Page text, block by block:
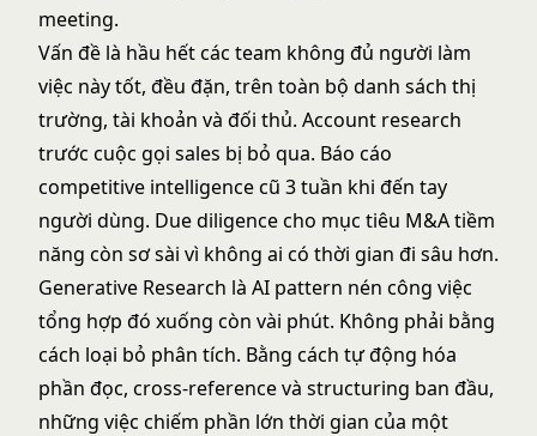
meeting.
Vấn đề là hầu hết các team không đủ người làm
việc này tốt, đều đặn, trên toàn bộ danh sách thị
trường, tài khoản và đối thủ. Account research
trước cuộc gọi sales bị bỏ qua. Báo cáo
competitive intelligence cũ 3 tuần khi đến tay
người dùng. Due diligence cho mục tiêu M&A tiềm
năng còn sơ sài vì không ai có thời gian đi sâu hơn.
Generative Research là AI pattern nén công việc
tổng hợp đó xuống còn vài phút. Không phải bằng
cách loại bỏ phân tích. Bằng cách tự động hóa
phần đọc, cross-reference và structuring ban đầu,
những việc chiếm phần lớn thời gian của một